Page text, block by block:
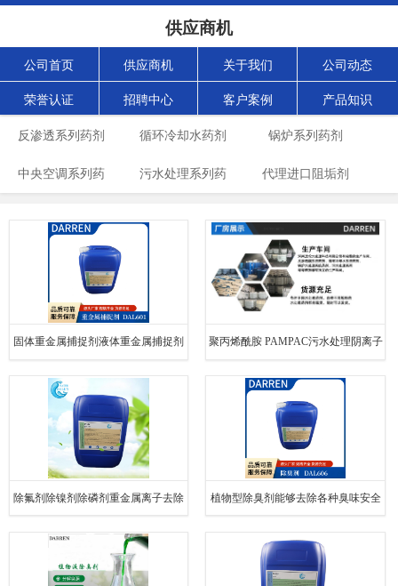
供应商机
公司首页 供应商机 关于我们 公司动态
荣誉认证 招聘中心 客户案例 产品知识
反渗透系列药剂 循环冷却水药剂 锅炉系列药剂
中央空调系列药 污水处理系列药 代理进口阻垢剂
固体重金属捕捉剂液体重金属捕捉剂 聚丙烯酰胺 PAMPAC污水处理阴离子
阳离子絮凝剂沉淀剂
除氟剂除镍剂除磷剂重金属离子去除 植物型除臭剂能够去除各种臭味安全